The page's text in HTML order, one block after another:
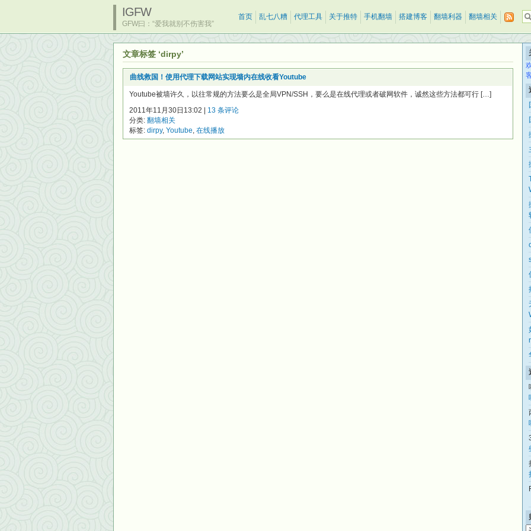
IGFW
GFW曰：“爱我就别不伤害我”
首页 乱七八糟 代理工具 关于推特 手机翻墙 搭建博客 翻墙利器 翻墙相关
文章标签 ‘dirpy’
曲线救国！使用代理下载网站实现墙内在线收看Youtube
Youtube被墙许久，以往常规的方法要么是全局VPN/SSH，要么是在线代理或者破网软件，诚然这些方法都可行 […]
2011年11月30日13:02 | 13 条评论
分类: 翻墙相关
标签: dirpy, Youtube, 在线播放